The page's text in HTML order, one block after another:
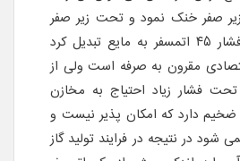
زیر صفر خنک نمود و تحت زیر صفر
خنک نمود و تحت فشار ۴۵ اتمسفر به مایع تبدیل کرد
مقرون به صرفه است ولی از
فشار زیاد احتیاج به مخازن
ضخیم دارد که امکان پذیر نیست و
شود در نتیجه در فرایند تولید گاز